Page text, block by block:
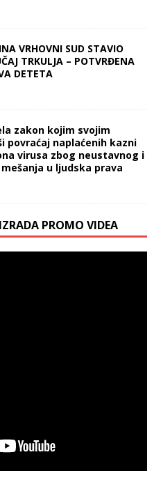
VRHOVNI SUD STAVIO
TRKULJA – POTVRĐENA
DETETA
zakon kojim svojim
povraćaj naplaćenih kazni
virusa zbog neustavnog i
u ljudska prava
PROMO VIDEA